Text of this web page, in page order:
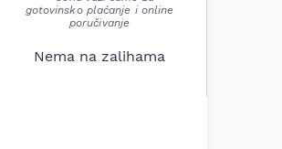
gotovinsko plaćanje i online
poručivanje
Nema na zalihama